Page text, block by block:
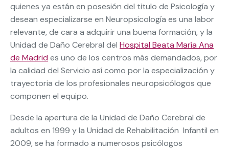
quienes ya están en posesión del titulo de Psicología y
desean especializarse en Neuropsicología es una labor
relevante, de cara a adquirir una buena formación, y la
Unidad de Daño Cerebral del Hospital Beata María Ana
de Madrid es uno de los centros más demandados, por
la calidad del Servicio así como por la especialización y
trayectoria de los profesionales neuropsicólogos que
componen el equipo.
Desde la apertura de la Unidad de Daño Cerebral de
adultos en 1999 y la Unidad de Rehabilitación Infantil en
2009, se ha formado a numerosos psicólogos